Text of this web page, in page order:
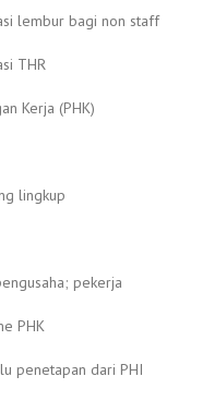
lembur bagi non staff
THR
Kerja (PHK)
lingkup
pekerja
PHK
penetapan dari PHI